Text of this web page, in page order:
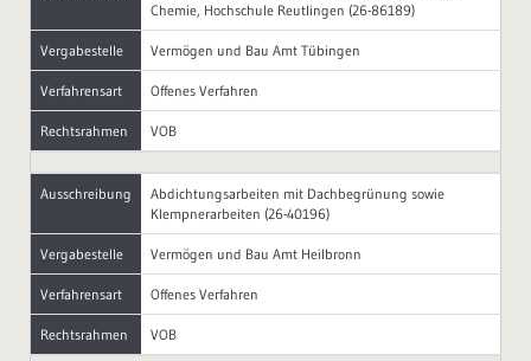
Chemie, Hochschule Reutlingen (26-86189)
Vergabestelle Vermögen und Bau Amt Tübingen
Verfahrensart Offenes Verfahren
Rechtsrahmen VOB
Ausschreibung
Abdichtungsarbeiten mit Dachbegrünung sowie
Klempnerarbeiten (26-40196)
Vergabestelle Vermögen und Bau Amt Heilbronn
Verfahrensart Offenes Verfahren
Rechtsrahmen VOB